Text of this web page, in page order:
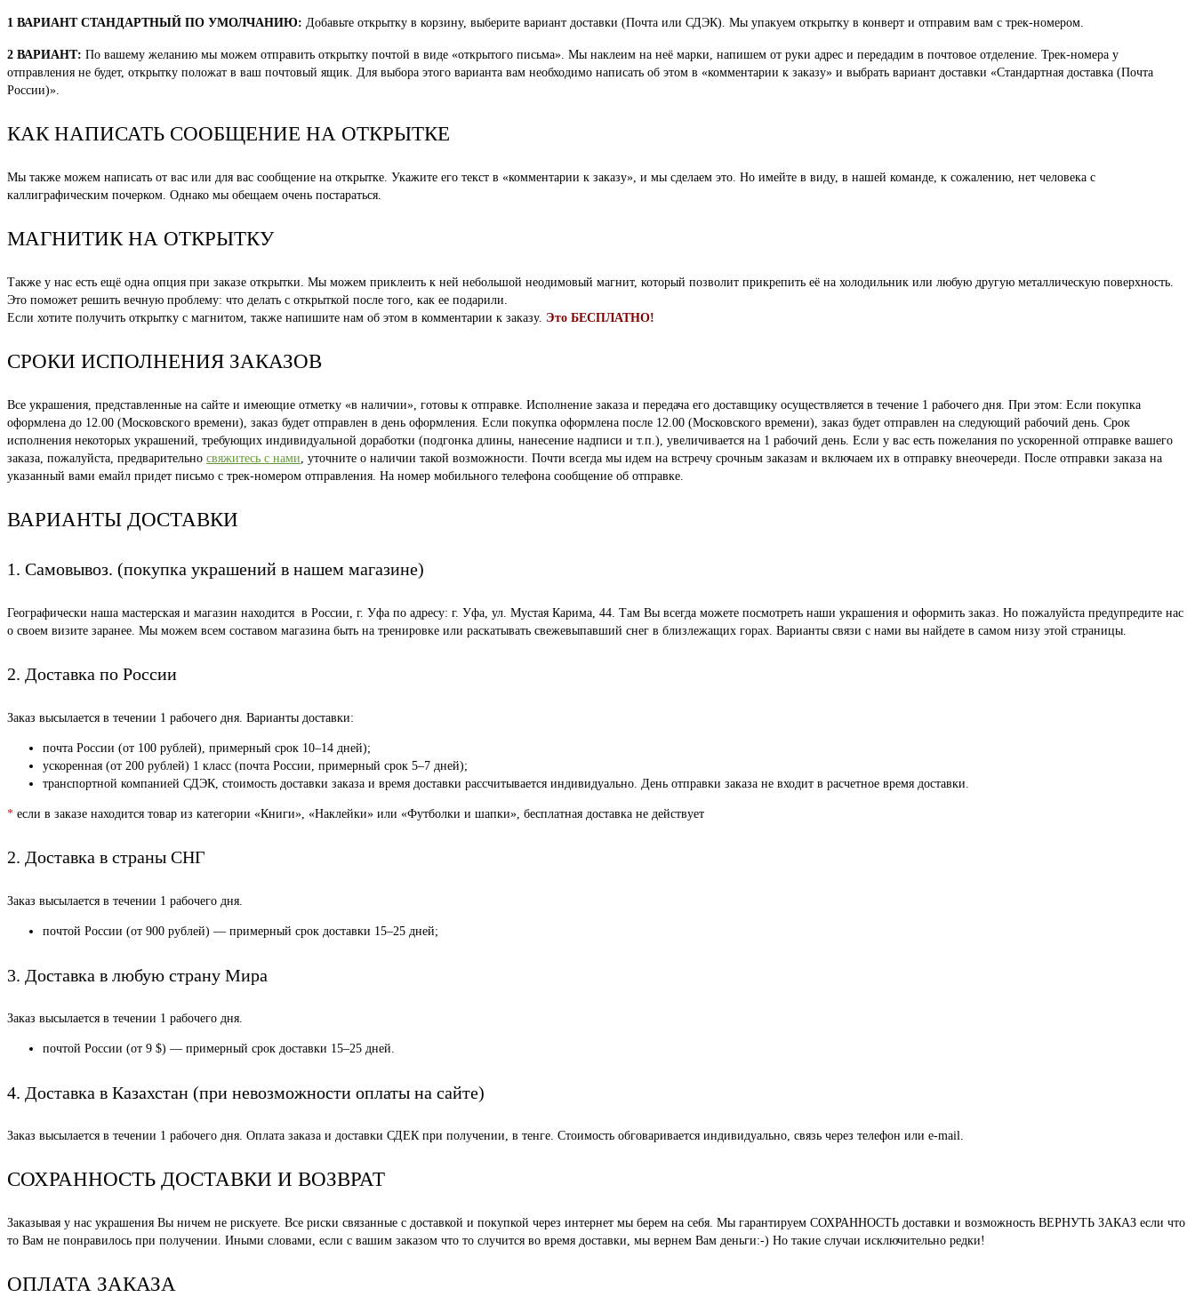
1 ВАРИАНТ СТАНДАРТНЫЙ ПО УМОЛЧАНИЮ: Добавьте открытку в корзину, выберите вариант доставки (Почта или СДЭК). Мы упакуем открытку в конверт и отправим вам с трек-номером.
2 ВАРИАНТ: По вашему желанию мы можем отправить открытку почтой в виде «открытого письма». Мы наклеим на неё марки, напишем от руки адрес и передадим в почтовое отделение. Трек-номера у
отправления не будет, открытку положат в ваш почтовый ящик. Для выбора этого варианта вам необходимо написать об этом в «комментарии к заказу» и выбрать вариант доставки «Стандартная доставка (Почта
России)».
КАК НАПИСАТЬ СООБЩЕНИЕ НА ОТКРЫТКЕ
Мы также можем написать от вас или для вас сообщение на открытке. Укажите его текст в «комментарии к заказу», и мы сделаем это. Но имейте в виду, в нашей команде, к сожалению, нет человека с
каллиграфическим почерком. Однако мы обещаем очень постараться.
МАГНИТИК НА ОТКРЫТКУ
Также у нас есть ещё одна опция при заказе открытки. Мы можем приклеить к ней небольшой неодимовый магнит, который позволит прикрепить её на холодильник или любую другую металлическую поверхность.
Это поможет решить вечную проблему: что делать с открыткой после того, как ее подарили.
Если хотите получить открытку с магнитом, также напишите нам об этом в комментарии к заказу. Это БЕСПЛАТНО!
СРОКИ ИСПОЛНЕНИЯ ЗАКАЗОВ
Все украшения, представленные на сайте и имеющие отметку «в наличии», готовы к отправке. Исполнение заказа и передача его доставщику осуществляется в течение 1 рабочего дня. При этом: Если покупка
оформлена до 12.00 (Московского времени), заказ будет отправлен в день оформления. Если покупка оформлена после 12.00 (Московского времени), заказ будет отправлен на следующий рабочий день. Срок
исполнения некоторых украшений, требующих индивидуальной доработки (подгонка длины, нанесение надписи и т.п.), увеличивается на 1 рабочий день. Если у вас есть пожелания по ускоренной отправке вашего
заказа, пожалуйста, предварительно свяжитесь с нами, уточните о наличии такой возможности. Почти всегда мы идем на встречу срочным заказам и включаем их в отправку внеочереди. После отправки заказа на
указанный вами емайл придет письмо с трек-номером отправления. На номер мобильного телефона сообщение об отправке.
ВАРИАНТЫ ДОСТАВКИ
1. Самовывоз. (покупка украшений в нашем магазине)
Географически наша мастерская и магазин находится в России, г. Уфа по адресу: г. Уфа, ул. Мустая Карима, 44. Там Вы всегда можете посмотреть наши украшения и оформить заказ. Но пожалуйста предупредите нас
о своем визите заранее. Мы можем всем составом магазина быть на тренировке или раскатывать свежевыпавший снег в близлежащих горах. Варианты связи с нами вы найдете в самом низу этой страницы.
2. Доставка по России
Заказ высылается в течении 1 рабочего дня. Варианты доставки:
почта России (от 100 рублей), примерный срок 10–14 дней);
ускоренная (от 200 рублей) 1 класс (почта России, примерный срок 5–7 дней);
транспортной компанией СДЭК, стоимость доставки заказа и время доставки рассчитывается индивидуально. День отправки заказа не входит в расчетное время доставки.
* если в заказе находится товар из категории «Книги», «Наклейки» или «Футболки и шапки», бесплатная доставка не действует
2. Доставка в страны СНГ
Заказ высылается в течении 1 рабочего дня.
почтой России (от 900 рублей) — примерный срок доставки 15–25 дней;
3. Доставка в любую страну Мира
Заказ высылается в течении 1 рабочего дня.
почтой России (от 9 $) — примерный срок доставки 15–25 дней.
4. Доставка в Казахстан (при невозможности оплаты на сайте)
Заказ высылается в течении 1 рабочего дня. Оплата заказа и доставки СДЕК при получении, в тенге. Стоимость обговаривается индивидуально, связь через телефон или e-mail.
СОХРАННОСТЬ ДОСТАВКИ И ВОЗВРАТ
Заказывая у нас украшения Вы ничем не рискуете. Все риски связанные с доставкой и покупкой через интернет мы берем на себя. Мы гарантируем СОХРАННОСТЬ доставки и возможность ВЕРНУТЬ ЗАКАЗ если что
то Вам не понравилось при получении. Иными словами, если с вашим заказом что то случится во время доставки, мы вернем Вам деньги:-) Но такие случаи исключительно редки!
ОПЛАТА ЗАКАЗА